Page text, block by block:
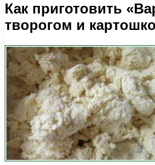
Как приготовить
творогом и